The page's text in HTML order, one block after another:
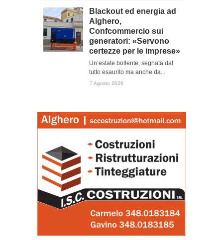
Blackout ed energia ad
Alghero,
Confcommercio sui
generatori: «Servono
certezze per le imprese»
Un’estate bollente, segnata dal
tutto esaurito ma anche da...
7 Agosto 2026